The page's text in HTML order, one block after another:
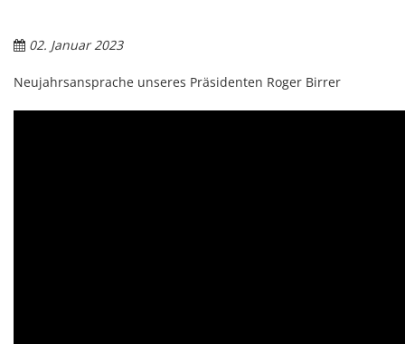
02. Januar 2023
Neujahrsansprache unseres Präsidenten Roger Birrer